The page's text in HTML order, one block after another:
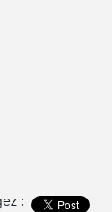
: